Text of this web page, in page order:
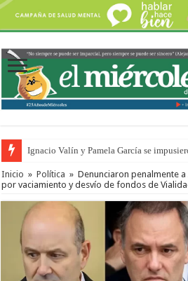
Ignacio Valín y Pamela García se
Inicio » Política » Denunciaron penalmente
por vaciamiento y desvío de fondos de